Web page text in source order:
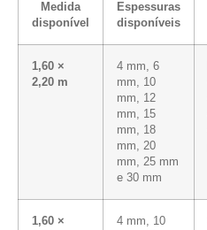
Medida
disponível
Espessuras
disponíveis
1,60 ×
2,20 m
4 mm, 6
mm, 10
mm, 12
mm, 15
mm, 18
mm, 20
mm, 25 mm
e 30 mm
1,60 ×
4 mm, 10